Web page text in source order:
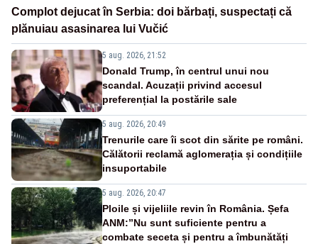
Complot dejucat în Serbia: doi bărbați, suspectați că
plănuiau asasinarea lui Vučić
5 aug. 2026, 21:52
Donald Trump, în centrul unui nou
scandal. Acuzații privind accesul
preferențial la postările sale
5 aug. 2026, 20:49
Trenurile care îi scot din sărite pe români.
Călătorii reclamă aglomerația și condițiile
insuportabile
5 aug. 2026, 20:47
Ploile și vijeliile revin în România. Șefa
ANM:”Nu sunt suficiente pentru a
combate seceta și pentru a îmbunătăți